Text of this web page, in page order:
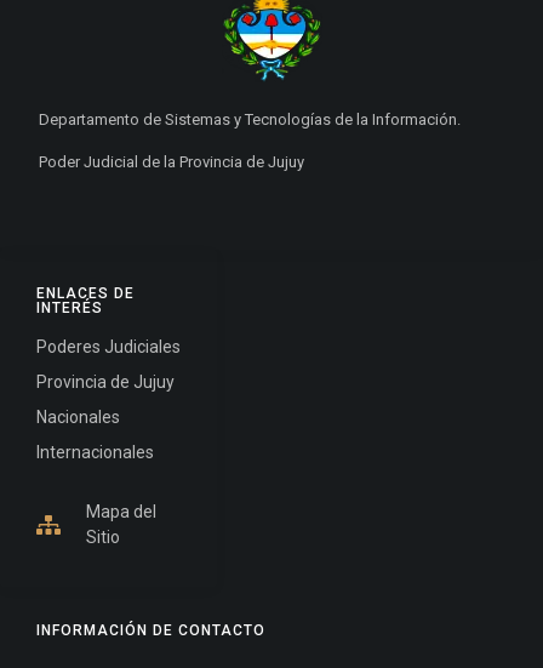
INFORMACIÓN DE CONTACTO
ENLACES DE
INTERÉS
Poderes Judiciales
Provincia de Jujuy
Nacionales
Internacionales
Mapa del
Sitio
Departamento de Sistemas y Tecnologías de la Información.
Poder Judicial de la Provincia de Jujuy